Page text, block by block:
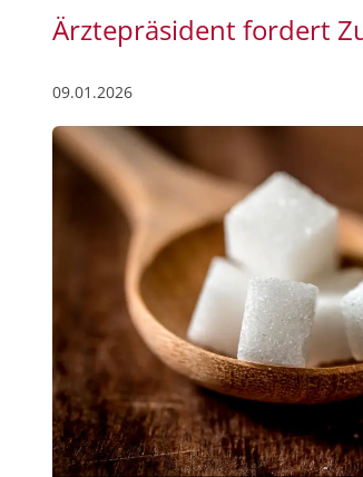
Ärztepräsident fordert
09.01.2026